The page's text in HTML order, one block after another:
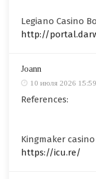
Legiano Casino
http://
Joann
10 июля 2026 15:59
References:
Kingmaker
https://icu.re/